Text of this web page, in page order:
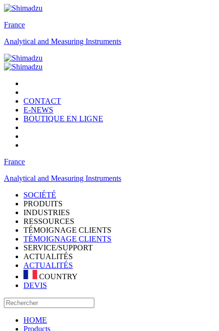
France
Analytical and Measuring Instruments
CONTACT
E-NEWS
BOUTIQUE EN LIGNE
France
Analytical and Measuring Instruments
SOCIÉTÉ
PRODUITS
INDUSTRIES
RESSOURCES
TÉMOIGNAGE CLIENTS
TÉMOIGNAGE CLIENTS
SERVICE/SUPPORT
ACTUALITÉS
ACTUALITÉS
COUNTRY
DEVIS
HOME
Products